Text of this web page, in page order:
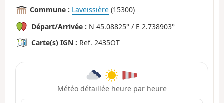
Commune : Laveissière (15300)
Départ/Arrivée : N 45.08825° / E 2.738903°
Carte(s) IGN : Ref. 2435OT
Météo détaillée heure par heure